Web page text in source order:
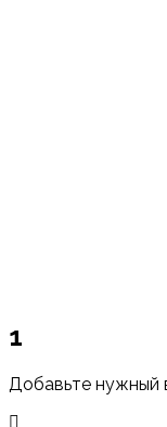
1
Добавьте нужный